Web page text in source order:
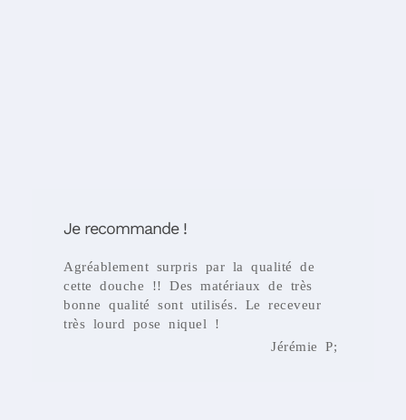
Je recommande !
Agréablement surpris par la qualité de
cette douche !! Des matériaux de très
bonne qualité sont utilisés. Le receveur
très lourd pose niquel !
Jérémie P;